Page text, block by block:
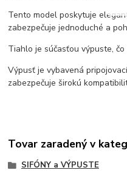
Tento model poskytuje
zabezpečuje jednoduché a
Tiahlo je súčasťou výpuste,
Výpusť je vybavená
zabezpečuje širokú
Tovar zaradený v
SIFÓNY a VÝPUSTE